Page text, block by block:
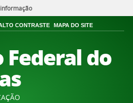
CONTRASTE MAPA DO SITE
do